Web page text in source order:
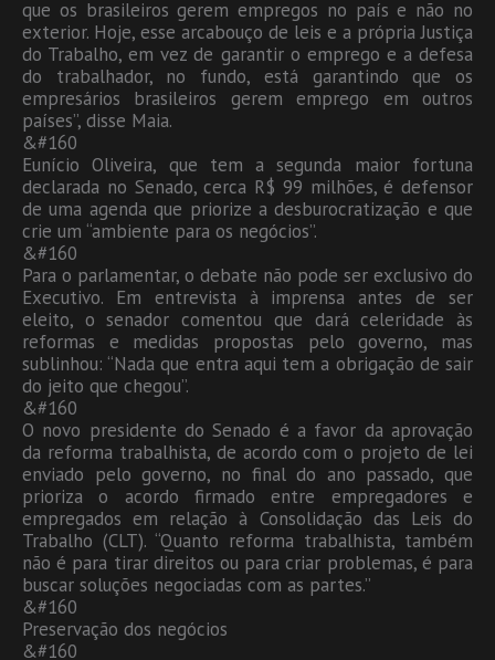
que os brasileiros gerem empregos no país e não no
exterior. Hoje, esse arcabouço de leis e a própria Justiça
do Trabalho, em vez de garantir o emprego e a defesa
do trabalhador, no fundo, está garantindo que os
empresários brasileiros gerem emprego em outros
países”, disse Maia.
&#160
Eunício Oliveira, que tem a segunda maior fortuna
declarada no Senado, cerca R$ 99 milhões, é defensor
de uma agenda que priorize a desburocratização e que
crie um “ambiente para os negócios”.
&#160
Para o parlamentar, o debate não pode ser exclusivo do
Executivo. Em entrevista à imprensa antes de ser
eleito, o senador comentou que dará celeridade às
reformas e medidas propostas pelo governo, mas
sublinhou: “Nada que entra aqui tem a obrigação de sair
do jeito que chegou”.
&#160
O novo presidente do Senado é a favor da aprovação
da reforma trabalhista, de acordo com o projeto de lei
enviado pelo governo, no final do ano passado, que
prioriza o acordo firmado entre empregadores e
empregados em relação à Consolidação das Leis do
Trabalho (CLT). “Quanto reforma trabalhista, também
não é para tirar direitos ou para criar problemas, é para
buscar soluções negociadas com as partes.”
&#160
Preservação dos negócios
&#160